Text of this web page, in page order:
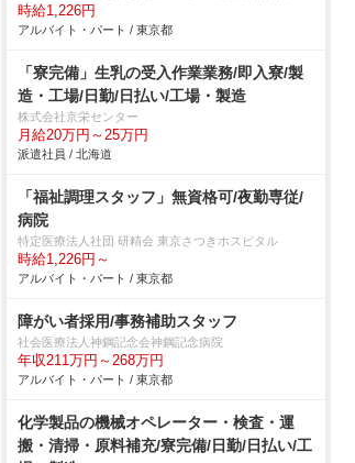
時給1,226円
アルバイト・パート / 東京都
「寮完備」生乳の受入作業業務/即入寮/製
造・工場/日勤/日払い/工場・製造
株式会社京栄センター
月給20万円～25万円
派遣社員 / 北海道
「福祉調理スタッフ」無資格可/夜勤専従/
病院
特定医療法人社団 研精会 東京さつきホスピタル
時給1,226円～
アルバイト・パート / 東京都
障がい者採用/事務補助スタッフ
社会医療法人神鋼記念会神鋼記念病院
年収211万円～268万円
アルバイト・パート / 東京都
化学製品の機械オペレーター・検査・運
搬・清掃・原料補充/寮完備/日勤/日払い/工